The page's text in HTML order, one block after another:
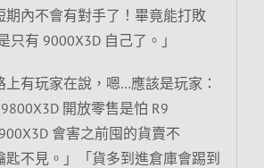
期內不會有對手了！畢竟能打敗
只有 9000X3D 自己了。」
上有玩家在說，嗯…應該是玩家：
9800X3D 開放零售是怕 R9
會害之前囤的貨賣不
匙不見。」「貨多到進倉庫會踢到